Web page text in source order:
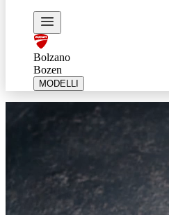
Bolzano
Bozen
MODELLI